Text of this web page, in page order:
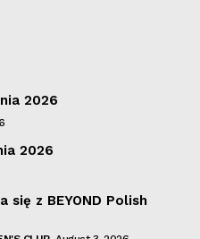
2026
2026
się z BEYOND Polish